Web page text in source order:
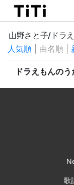
山野さと子/ドラ
人気順 曲名順
ドラえもんのう
歌